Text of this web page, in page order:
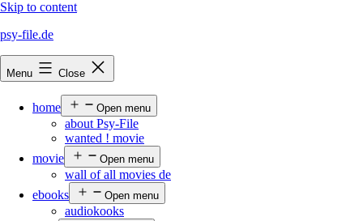
Skip to content
psy-file.de
Menu Close
home Open menu
about Psy-File
wanted ! movie
movie
Open menu
wall of all movies de
ebooks
Open menu
audiokooks